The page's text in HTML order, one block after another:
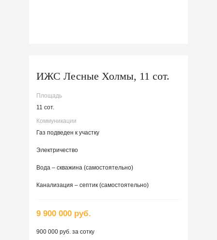
ИЖС Лесные Холмы, 11 сот.
Площадь
11 сот.
Коммуникации
Газ подведен к участку
Электричество
Вода – скважина (самостоятельно)
Канализация – септик (самостоятельно)
9 900 000 руб.
900 000 руб. за сотку